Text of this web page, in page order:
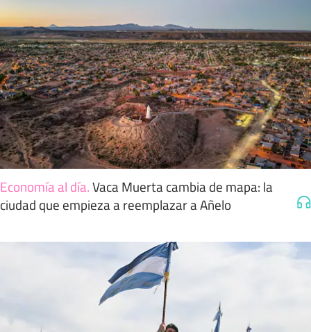
Economía al día.Vaca Muerta cambia de mapa: la
ciudad que empieza a reemplazar a Añelo